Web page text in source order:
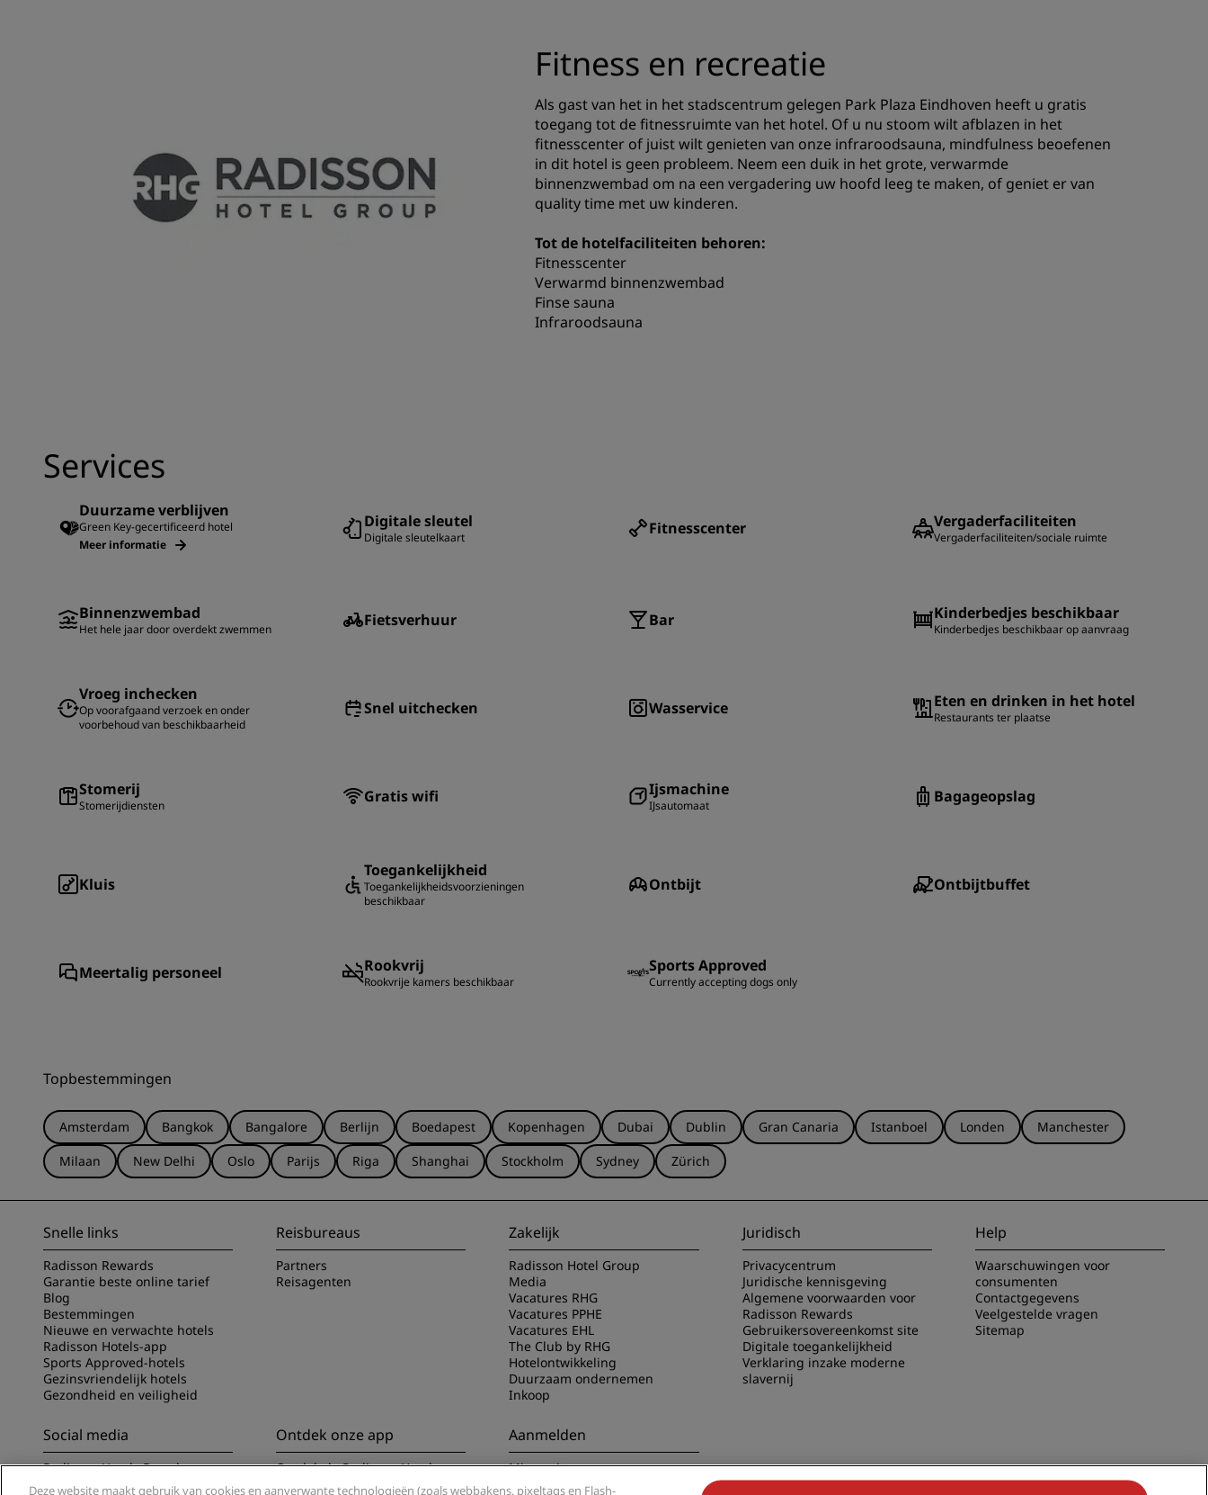
Fitness en recreatie
Als gast van het in het stadscentrum gelegen Park Plaza Eindhoven heeft u gratis
toegang tot de fitnessruimte van het hotel. Of u nu stoom wilt afblazen in het
fitnesscenter of juist wilt genieten van onze infraroodsauna, mindfulness beoefenen
in dit hotel is geen probleem. Neem een duik in het grote, verwarmde
binnenzwembad om na een vergadering uw hoofd leeg te maken, of geniet er van
quality time met uw kinderen.
Tot de hotelfaciliteiten behoren:
Fitnesscenter
Verwarmd binnenzwembad
Finse sauna
Infraroodsauna
Services
Duurzame verblijven
Green Key-gecertificeerd hotel
Meer informatie
Digitale sleutel
Digitale sleutelkaart Fitnesscenter Vergaderfaciliteiten
Vergaderfaciliteiten/sociale ruimte
Binnenzwembad
Het hele jaar door overdekt zwemmen Fietsverhuur Bar Kinderbedjes beschikbaar
Kinderbedjes beschikbaar op aanvraag
Vroeg inchecken
Op voorafgaand verzoek en onder
voorbehoud van beschikbaarheid
Snel uitchecken Wasservice Eten en drinken in het hotel
Restaurants ter plaatse
Stomerij
Stomerijdiensten Gratis wifi Ijsmachine
IJsautomaat Bagageopslag
Kluis
Toegankelijkheid
Toegankelijkheidsvoorzieningen
beschikbaar
Ontbijt Ontbijtbuffet
Meertalig personeel Rookvrij
Rookvrije kamers beschikbaar
Sports Approved
Currently accepting dogs only
Topbestemmingen
Amsterdam Bangkok Bangalore Berlijn Boedapest Kopenhagen Dubai Dublin Gran Canaria Istanboel Londen
Manchester
Milaan
New Delhi Oslo Parijs Riga Shanghai Stockholm Sydney Zürich
Snelle links
Radisson Rewards
Garantie beste online tarief
Blog
Bestemmingen
Nieuwe en verwachte hotels
Radisson Hotels-app
Sports Approved-hotels
Gezinsvriendelijk hotels
Gezondheid en veiligheid
Reisbureaus
Partners
Reisagenten
Zakelijk
Radisson Hotel Group
Media
Vacatures RHG
Vacatures PPHE
Vacatures EHL
The Club by RHG
Hotelontwikkeling
Duurzaam ondernemen
Inkoop
Juridisch
Privacycentrum
Juridische kennisgeving
Algemene voorwaarden voor
Radisson Rewards
Gebruikersovereenkomst site
Digitale toegankelijkheid
Verklaring inzake moderne
slavernij
Help
Waarschuwingen voor
consumenten
Contactgegevens
Veelgestelde vragen
Sitemap
Social media
Radisson Hotels Brands
Ontdek onze app
Ontdek de Radisson Hotels app
Aanmelden
Mis nooit meer onze
populairste aanbiedingen
Deze website maakt gebruik van cookies en aanverwante technologieën (zoals webbakens, pixeltags en Flash-